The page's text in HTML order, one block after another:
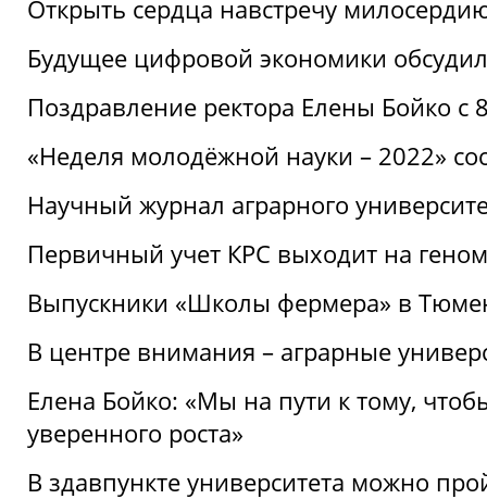
Открыть сердца навстречу
Будущее цифровой экономики
Поздравление ректора Елены Бойко с
«Неделя молодёжной науки – 2022»
Научный журнал аграрного
Первичный учет КРС выходит на
Выпускники «Школы фермера» в
В центре внимания – аграрные
Елена Бойко: «Мы на пути к тому,
уверенного роста»
В здавпункте университета можно